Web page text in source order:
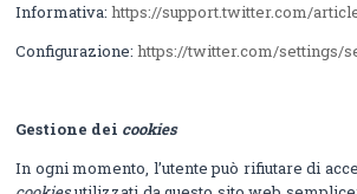
Informativa:https://support.twitter.com/
Configurazione:https://twitter.com/settings/
Gestione dei cookies
In ogni momento, l’utente può rifiutare di